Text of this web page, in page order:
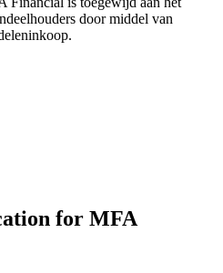
door middel van
for MFA